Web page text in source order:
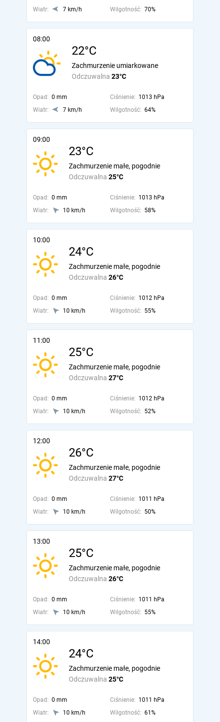
Wiatr: 7 km/h Wilgotność: 70%
08:00
22°C
Odczuwalna 23°C
Zachmurzenie umiarkowane
Opad: 0 mm Ciśnienie: 1013 hPa
Wiatr:
7 km/h Wilgotność: 64%
09:00
23°C
Odczuwalna 25°C
Zachmurzenie małe, pogodnie
Opad: 0 mm Ciśnienie: 1013 hPa
Wiatr:
10 km/h Wilgotność: 58%
10:00
24°C
Odczuwalna 26°C
Zachmurzenie małe, pogodnie
Opad: 0 mm Ciśnienie: 1012 hPa
Wiatr:
10 km/h Wilgotność: 55%
11:00
25°C
Odczuwalna 27°C
Zachmurzenie małe, pogodnie
Opad: 0 mm Ciśnienie: 1012 hPa
Wiatr:
10 km/h Wilgotność: 52%
12:00
26°C
Odczuwalna 27°C
Zachmurzenie małe, pogodnie
Opad: 0 mm Ciśnienie: 1011 hPa
Wiatr:
10 km/h Wilgotność: 50%
13:00
25°C
Odczuwalna 26°C
Zachmurzenie małe, pogodnie
Opad: 0 mm Ciśnienie: 1011 hPa
Wiatr:
10 km/h Wilgotność: 55%
14:00
24°C
Odczuwalna 25°C
Zachmurzenie małe, pogodnie
Opad: 0 mm Ciśnienie: 1011 hPa
Wiatr:
10 km/h Wilgotność: 61%